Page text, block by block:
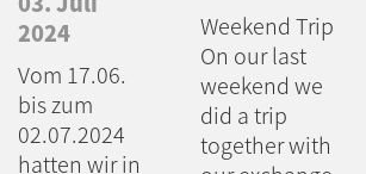
2024
Vom 17.06.
bis zum
02.07.2024
hatten wir in
Weekend Trip
On our last
weekend we
did a trip
together with